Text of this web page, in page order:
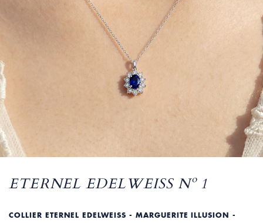
ETERNEL EDELWEISS Nº 1
COLLIER ETERNEL EDELWEISS - MARGUERITE ILLUSION -